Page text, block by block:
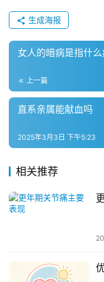
生成海报
女人的暗病是指什
上一篇
直系亲属能献血吗
2025年3月3日 下午5:23
相关推荐